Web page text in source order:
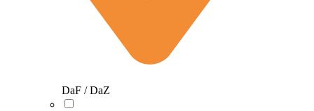
DaF / DaZ